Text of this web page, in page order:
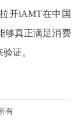
开iAMT在中国
够真正满足消费
证。
有